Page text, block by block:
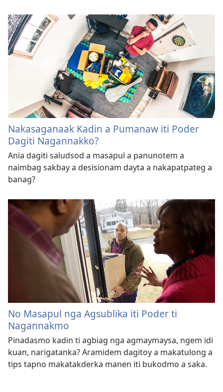
Nakasaganaak Kadin a Pumanaw iti Poder
Dagiti Nagannakko?
Ania dagiti saludsod a masapul a panunotem a
naimbag sakbay a desisionam dayta a nakapatpateg a
banag?
No Masapul nga Agsublika iti Poder ti
Nagannakmo
Pinadasmo kadin ti agbiag nga agmaymaysa, ngem idi
kuan, narigatanka? Aramidem dagitoy a makatulong a
tips tapno makatakderka manen iti bukodmo a saka.